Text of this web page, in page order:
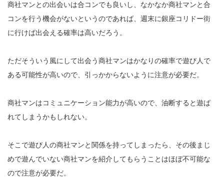
商社マンとの出会いは合コンでも良いし、なかなか商社マンと合
コンを行う機会がないというのであれば、週末に銀座コリドー街
に行けば出会える確率は高いだろう。
ただそういう風にして出会う商社マンはかなりの確率で遊び人で
ある可能性が高いので、引っかからないように注意が必要だ。
商社マンはコミュニケーション能力が高いので、油断すると遊ば
れてしまうかもしれない。
そこで遊び人の商社マンと関係を持ってしまったら、その後まじ
めで遊んでいない商社マンを紹介してもらうことはほぼ不可能な
ので注意が必要だ。